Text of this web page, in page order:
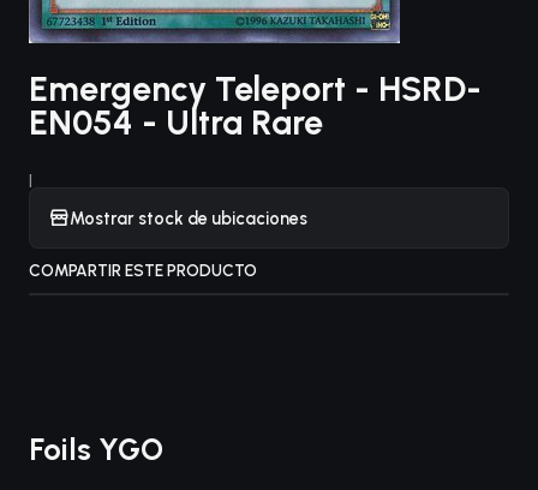
Emergency Teleport - HSRD-
EN054 - Ultra Rare
|
Mostrar stock de ubicaciones
COMPARTIR ESTE PRODUCTO
Foils YGO